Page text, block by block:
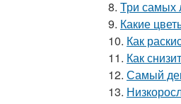
8. Три самых
9. Какие
10. Как
11. Как
12. Самый
13.